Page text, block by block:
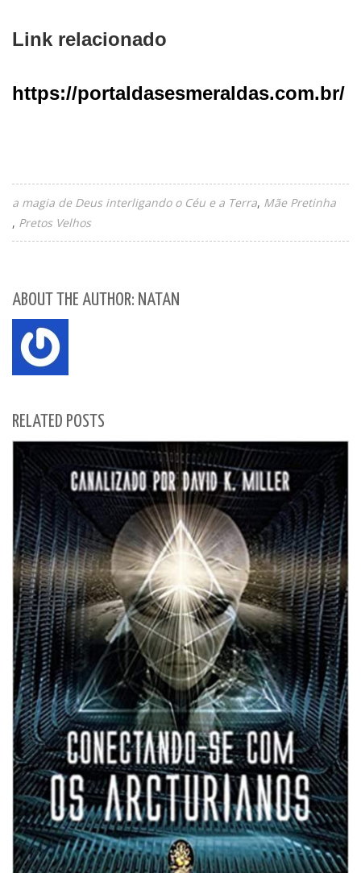
Link relacionado
https://portaldasesmeraldas.com.br/
a magia de Deus interligando o Céu e a Terra Mãe Pretinha
Pretos Velhos
ABOUT THE AUTHOR: NATAN
RELATED POSTS